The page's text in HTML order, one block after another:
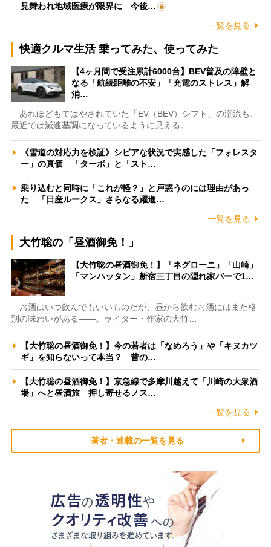
見舞われ地域医療が限界に 今後…
一覧を見る
快適クルマ生活 乗ってみた、使ってみた
【4ヶ月間で受注累計6000台】BEV普及の障壁と
なる「航続距離の不安」「充電のストレス」解
消…
あれほどもてはやされていた「EV（BEV）シフト」の潮流も、
最近では減速基調になっているように見える。…
《雪道の対応力を検証》シビアな状況で実感した「フォレスタ
ー」の真価 「ターボ」と「スト…
乗り込むと同時に「これが軽？」と戸惑うのには理由があっ
た 「日産ルークス」さらなる躍進…
一覧を見る
大竹聡の「昼酒御免！」
【大竹聡の昼酒御免！】「ネグローニ」「山崎」
「マンハッタン」新宿三丁目の隠れ家バーで1…
お酒はいつ飲んでもいいものだが、昼から飲むお酒にはまた格
別の味わいがある――。ライター・作家の大竹…
【大竹聡の昼酒御免！】今の若者は「なめろう」や「キヌカツ
ギ」を知らないって本当？ 昔の…
【大竹聡の昼酒御免！】京急線で多摩川越えて「川崎の大衆酒
場」へと昼酒旅 押し寄せるノス…
一覧を見る
著者・連載の一覧を見る